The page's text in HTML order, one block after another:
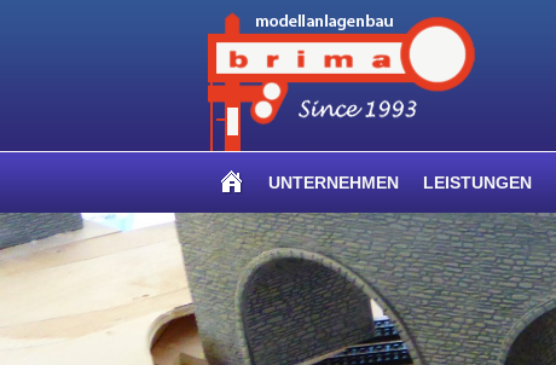
UNTERNEHMEN LEISTUNGEN